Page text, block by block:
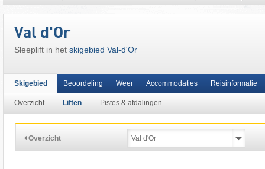
Val d'Or
Sleeplift in het skigebied Val-d'Or
Skigebied
Overzicht Liften Pistes & afdalingen
Beoordeling Weer Accommodaties Reisinformatie
Overzicht